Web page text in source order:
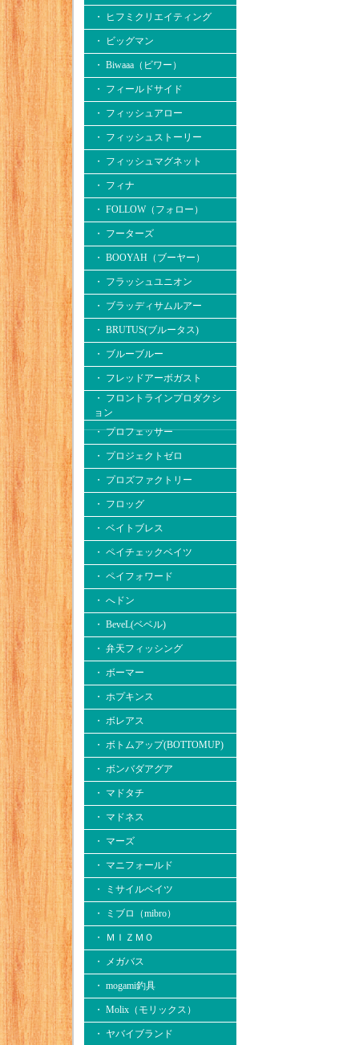
・ ヒフミクリエイティング
・ ビッグマン
・ Biwaaa（ビワー）
・ フィールドサイド
・ フィッシュアロー
・ フィッシュストーリー
・ フィッシュマグネット
・ フィナ
・ FOLLOW（フォロー）
・ フーターズ
・ BOOYAH（ブーヤー）
・ フラッシュユニオン
・ ブラッディサムルアー
・ BRUTUS(ブルータス)
・ ブルーブルー
・ フレッドアーボガスト
・ フロントラインプロダクシ
ョン
・ プロフェッサー
・ プロジェクトゼロ
・ プロズファクトリー
・ フロッグ
・ ベイトブレス
・ ペイチェックベイツ
・ ペイフォワード
・ へドン
・ BeveL(ベベル)
・ 弁天フィッシング
・ ボーマー
・ ホプキンス
・ ボレアス
・ ボトムアップ(BOTTOMUP)
・ ボンバダアグア
・ マドタチ
・ マドネス
・ マーズ
・ マニフォールド
・ ミサイルベイツ
・ ミブロ（mibro）
・ ＭＩＺＭＯ
・ メガバス
・ mogami釣具
・ Molix（モリックス）
・ ヤバイブランド